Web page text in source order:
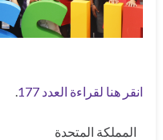
انقر هنا لقراءة العدد 177 .
المملكة المتحدة